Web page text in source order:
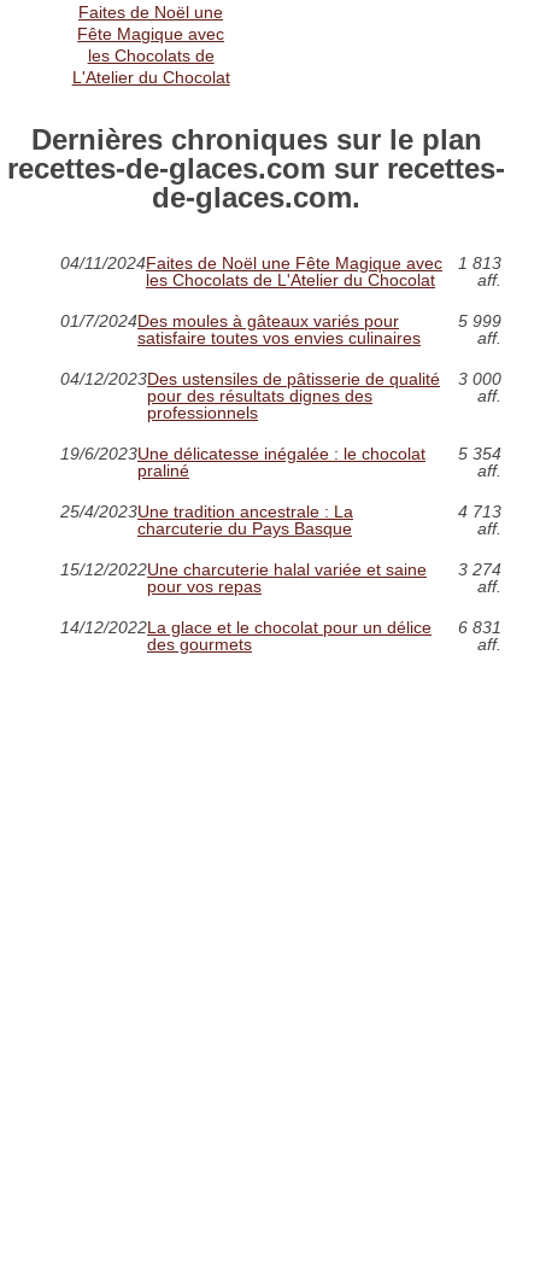
Faites de Noël une
Fête Magique avec
les Chocolats de
L'Atelier du Chocolat
Dernières chroniques sur le plan
recettes-de-glaces.com sur recettes-
de-glaces.com.
04/11/2024Faites de Noël une Fête Magique avec
les Chocolats de L'Atelier du Chocolat
1 813
aff.
01/7/2024Des moules à gâteaux variés pour
satisfaire toutes vos envies culinaires
5 999
aff.
04/12/2023Des ustensiles de pâtisserie de qualité
pour des résultats dignes des
professionnels
3 000
aff.
19/6/2023Une délicatesse inégalée : le chocolat
praliné
5 354
aff.
25/4/2023Une tradition ancestrale : La
charcuterie du Pays Basque
4 713
aff.
15/12/2022Une charcuterie halal variée et saine
pour vos repas
3 274
aff.
14/12/2022La glace et le chocolat pour un délice
des gourmets
6 831
aff.